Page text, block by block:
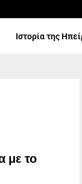
Ιστορία της
με το